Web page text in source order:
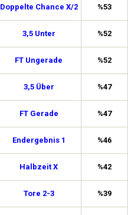
Doppelte Chance X/2 %53
3,5 Unter %52
FT Ungerade %52
3,5 Über %47
FT Gerade %47
Endergebnis 1 %46
Halbzeit X %42
Tore 2-3 %39